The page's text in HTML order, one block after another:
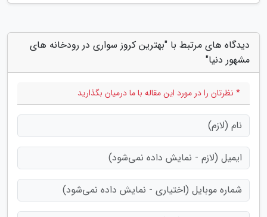
دیدگاه های مرتبط با "بهترین کروز سواری در رودخانه های
مشهور دنیا"
* نظرتان را در مورد این مقاله با ما درمیان بگذارید